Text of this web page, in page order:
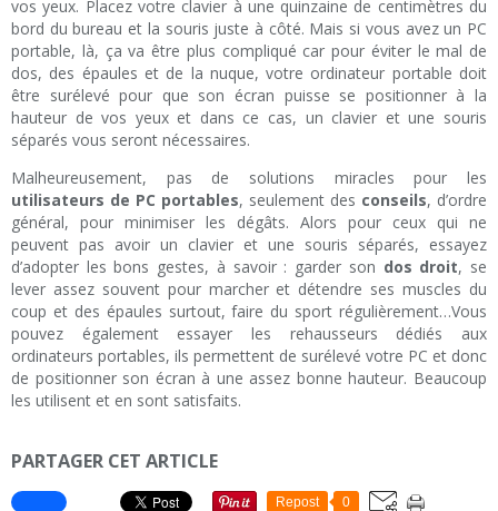
vos yeux. Placez votre clavier à une quinzaine de centimètres du
bord du bureau et la souris juste à côté. Mais si vous avez un PC
portable, là, ça va être plus compliqué car pour éviter le mal de
dos, des épaules et de la nuque, votre ordinateur portable doit
être surélevé pour que son écran puisse se positionner à la
hauteur de vos yeux et dans ce cas, un clavier et une souris
séparés vous seront nécessaires.
Malheureusement, pas de solutions miracles pour les
utilisateurs de PC portables, seulement des conseils, d’ordre
général, pour minimiser les dégâts. Alors pour ceux qui ne
peuvent pas avoir un clavier et une souris séparés, essayez
d’adopter les bons gestes, à savoir : garder son dos droit, se
lever assez souvent pour marcher et détendre ses muscles du
coup et des épaules surtout, faire du sport régulièrement…Vous
pouvez également essayer les rehausseurs dédiés aux
ordinateurs portables, ils permettent de surélevé votre PC et donc
de positionner son écran à une assez bonne hauteur. Beaucoup
les utilisent et en sont satisfaits.
PARTAGER CET ARTICLE
Repost 0